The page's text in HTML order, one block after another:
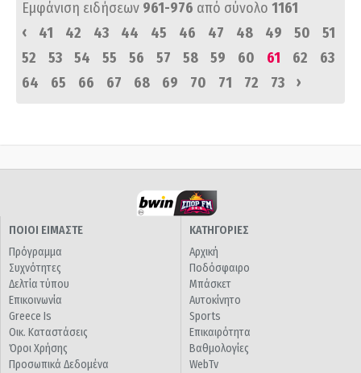
Εμφάνιση ειδήσεων 961-976 από σύνολο 1161
‹
41 42 43 44 45 46 47 48 49 50
51
52
53 54 55 56 57 58 59 60 61 62
63
64
65 66 67 68 69 70 71 72 73 ›
ΠΟΙΟΙ ΕΙΜΑΣΤΕ
Πρόγραμμα
Συχνότητες
Δελτία τύπου
Επικοινωνία
Greece Is
Οικ. Καταστάσεις
Όροι Χρήσης
Προσωπικά Δεδομένα
ΚΑΤΗΓΟΡΙΕΣ
Αρχική
Ποδόσφαιρο
Μπάσκετ
Αυτοκίνητο
Sports
Επικαιρότητα
Βαθμολογίες
WebTv